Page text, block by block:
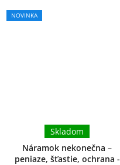
NOVINKA
Náramok nekonečna –
peniaze, šťastie, ochrana -
Skladom